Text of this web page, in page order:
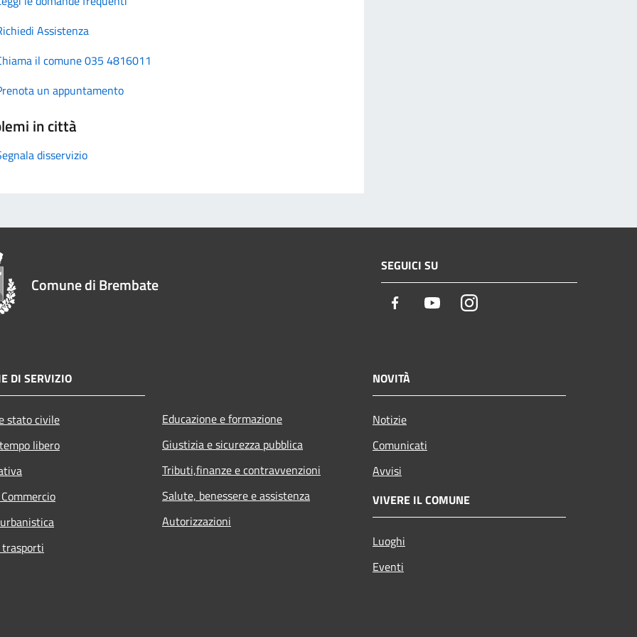
Assistenza
il comune 035 4816011
un appuntamento
in città
disservizio
Comune di Brembate
SEGUICI SU
Facebook YoutubeInstagram
DI SERVIZIO
stato civile
libero
Educazione e formazione
Giustizia e sicurezza pubblica
Tributi,finanze e contravvenzioni
Salute, benessere e assistenza
Autorizzazioni
NOVITÀ
Notizie
Comunicati
Avvisi
VIVERE IL COMUNE
Luoghi
Eventi